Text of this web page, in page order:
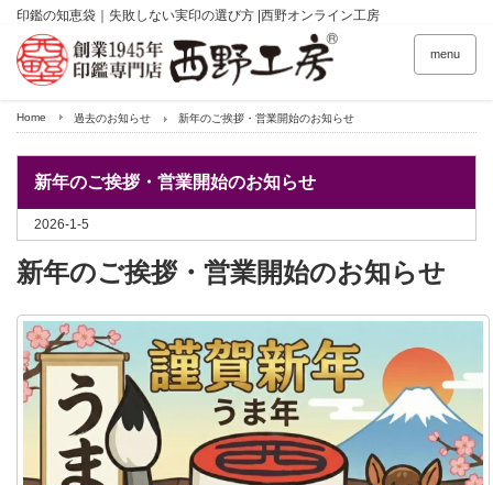
印鑑の知恵袋｜失敗しない実印の選び方 |西野オンライン工房
menu
Home 過去のお知らせ 新年のご挨拶・営業開始のお知らせ
新年のご挨拶・営業開始のお知らせ
2026-1-5
新年のご挨拶・営業開始のお知らせ